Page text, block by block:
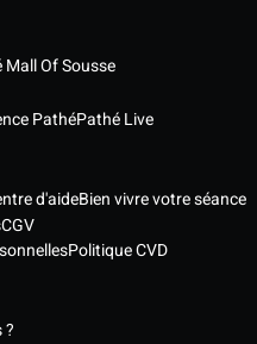
Mall Of Sousse
PathéPathé Live
d'aideBien vivre votre séance
CGV
Politique CVD